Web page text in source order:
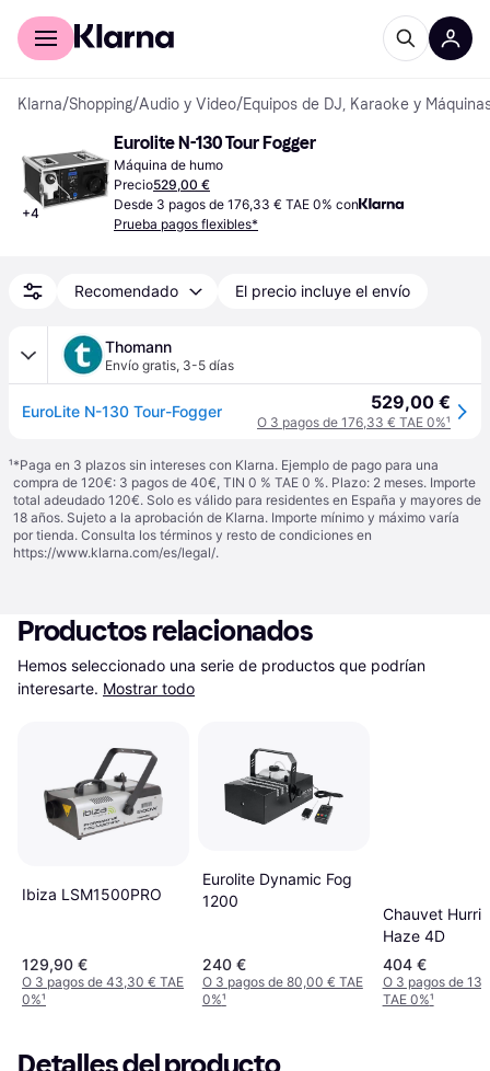
Comprar con Klarna
Klarna/Shopping/Audio y Video/Equipos de DJ, Karaoke y
+4
Eurolite N-130 Tour Fogger
Máquina de humo
Precio529,00 €
Desde 3 pagos de 176,33 € TAE 0% con
Prueba pagos flexibles*
Recomendado El precio incluye el envío
Thomann
Envío gratis, 3-5 días
EuroLite N-130 Tour-Fogger 529,00 €
O 3 pagos de 176,33 € TAE 0%¹
¹*Paga en 3 plazos sin intereses con Klarna. Ejemplo de pago para una
compra de 120€: 3 pagos de 40€, TIN 0 % TAE 0 %. Plazo: 2 meses. Importe
total adeudado 120€. Solo es válido para residentes en España y mayores de
18 años. Sujeto a la aprobación de Klarna. Importe mínimo y máximo varía
por tienda. Consulta los términos y resto de condiciones en
https://www.klarna.com/es/legal/.
Productos relacionados
Hemos seleccionado una serie de productos que podrían
interesarte. Mostrar todo
Ibiza LSM1500PRO
129,90 €
O 3 pagos de 43,30 € TAE
0%¹
Eurolite Dynamic Fog
1200
240 €
O 3 pagos de 80,00 € TAE
0%¹
Chauvet
Haze 4D
404 €
O 3 pagos de
TAE 0%¹